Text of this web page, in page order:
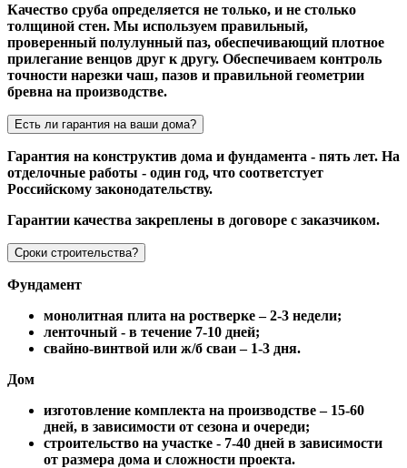
Качество сруба определяется не только, и не столько
толщиной стен. Мы используем правильный,
проверенный полулунный паз, обеспечивающий плотное
прилегание венцов друг к другу. Обеспечиваем контроль
точности нарезки чаш, пазов и правильной геометрии
бревна на производстве.
Есть ли гарантия на ваши дома?
Гарантия на конструктив дома и фундамента - пять лет. На
отделочные работы - один год, что соответстует
Российскому законодательству.
Гарантии качества закреплены в договоре с заказчиком.
Сроки строительства?
Фундамент
монолитная плита на ростверке – 2-3 недели;
ленточный - в течение 7-10 дней;
свайно-винтвой или ж/б сваи – 1-3 дня.
Дом
изготовление комплекта на производстве – 15-60
дней, в зависимости от сезона и очереди;
строительство на участке - 7-40 дней в зависимости
от размера дома и сложности проекта.